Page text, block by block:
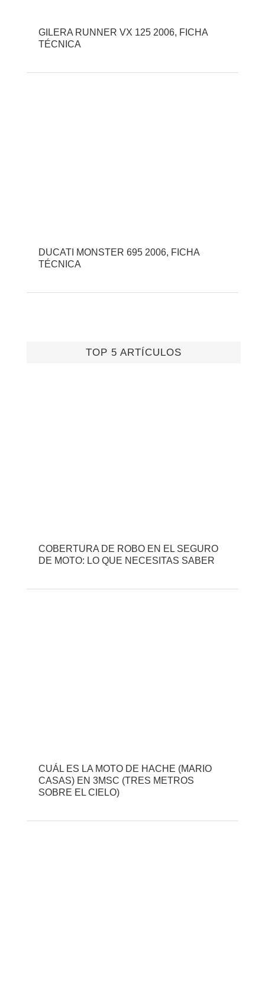
GILERA RUNNER VX 125 2006, FICHA
TÉCNICA
DUCATI MONSTER 695 2006, FICHA
TÉCNICA
TOP 5 ARTÍCULOS
COBERTURA DE ROBO EN EL SEGURO
DE MOTO: LO QUE NECESITAS SABER
CUÁL ES LA MOTO DE HACHE (MARIO
CASAS) EN 3MSC (TRES METROS
SOBRE EL CIELO)